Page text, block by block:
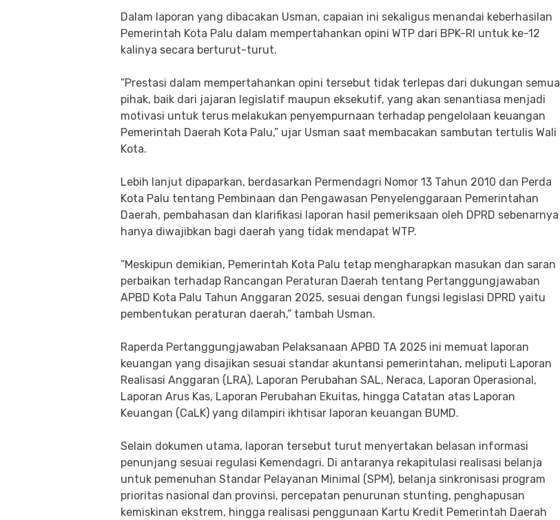
​Dalam laporan yang dibacakan Usman, capaian ini sekaligus menandai keberhasilan
Pemerintah Kota Palu dalam mempertahankan opini WTP dari BPK-RI untuk ke-12
kalinya secara berturut-turut.
​”Prestasi dalam mempertahankan opini tersebut tidak terlepas dari dukungan semua
pihak, baik dari jajaran legislatif maupun eksekutif, yang akan senantiasa menjadi
motivasi untuk terus melakukan penyempurnaan terhadap pengelolaan keuangan
Pemerintah Daerah Kota Palu,” ujar Usman saat membacakan sambutan tertulis Wali
Kota.
​Lebih lanjut dipaparkan, berdasarkan Permendagri Nomor 13 Tahun 2010 dan Perda
Kota Palu tentang Pembinaan dan Pengawasan Penyelenggaraan Pemerintahan
Daerah, pembahasan dan klarifikasi laporan hasil pemeriksaan oleh DPRD sebenarnya
hanya diwajibkan bagi daerah yang tidak mendapat WTP.
​”Meskipun demikian, Pemerintah Kota Palu tetap mengharapkan masukan dan saran
perbaikan terhadap Rancangan Peraturan Daerah tentang Pertanggungjawaban
APBD Kota Palu Tahun Anggaran 2025, sesuai dengan fungsi legislasi DPRD yaitu
pembentukan peraturan daerah,” tambah Usman.
​Raperda Pertanggungjawaban Pelaksanaan APBD TA 2025 ini memuat laporan
keuangan yang disajikan sesuai standar akuntansi pemerintahan, meliputi Laporan
Realisasi Anggaran (LRA), Laporan Perubahan SAL, Neraca, Laporan Operasional,
Laporan Arus Kas, Laporan Perubahan Ekuitas, hingga Catatan atas Laporan
Keuangan (CaLK) yang dilampiri ikhtisar laporan keuangan BUMD.
​Selain dokumen utama, laporan tersebut turut menyertakan belasan informasi
penunjang sesuai regulasi Kemendagri. Di antaranya rekapitulasi realisasi belanja
untuk pemenuhan Standar Pelayanan Minimal (SPM), belanja sinkronisasi program
prioritas nasional dan provinsi, percepatan penurunan stunting, penghapusan
kemiskinan ekstrem, hingga realisasi penggunaan Kartu Kredit Pemerintah Daerah